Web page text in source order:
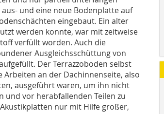
und eine neue Bodenplatte auf
eingebaut. Ein alter
werden konnte, war mit zeitweise
verfüllt worden. Auch die
Ausgleichsschüttung von
Der Terrazzoboden selbst
an der Dachinnenseite, also
ausgeführt waren, um ihn nicht
und vor herabfallenden Teilen zu
nur mit Hilfe großer,